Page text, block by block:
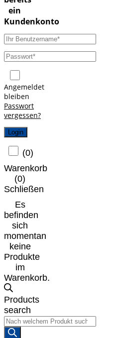
Angemeldet
bleiben
Passwort
vergessen?
Login
(0)
Warenkorb
(0)
Schließen
Es
befinden
sich
momentan
keine
Produkte
im
Warenkorb.
Products
search